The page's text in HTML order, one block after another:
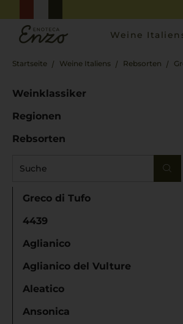
Weine
Startseite Weine Italiens Rebsorten
Weinklassiker
Regionen
Rebsorten
Greco di Tufo
4439
Aglianico
Aglianico del Vulture
Aleatico
Ansonica